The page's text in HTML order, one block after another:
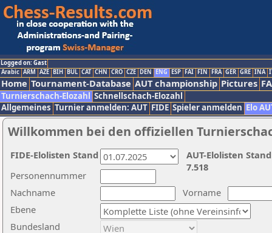
Logged on: Gast
Arabic ARM AZE BIH BUL CAT CHN CRO CZE DEN ENG ESP FAI FIN FRA GER GRE INA
Home Tournament-Database AUT championship Pictures
Turnierschach-Elozahl Schnellschach-Elozahl
Allgemeines Turnier anmelden: AUT FIDE Spieler anmelden Elo
Willkommen bei den offiziellen
Nachname
Vorname
Ebene
Personennummer
Bundesland
AUT-Elolisten
7.518
FIDE-Elolisten Stand